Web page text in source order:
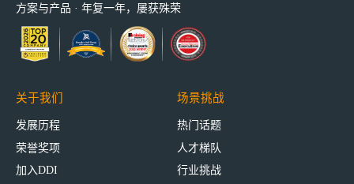
方案与产品 · 年复一年，屡获殊荣
关于我们
发展历程
荣誉奖项
加入DDI
场景挑战
热门话题
人才梯队
行业挑战